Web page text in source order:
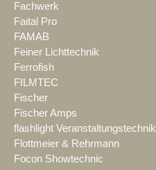
Fachwerk
Faital Pro
FAMAB
Feiner Lichttechnik
Ferrofish
FILMTEC
Fischer
Fischer Amps
flashlight Veranstaltungstechnik
Flottmeier & Rehrmann
Focon Showtechnic